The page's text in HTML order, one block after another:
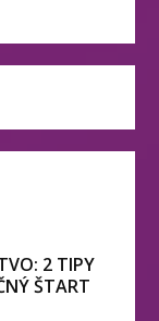
2 TIPY
ŠTART